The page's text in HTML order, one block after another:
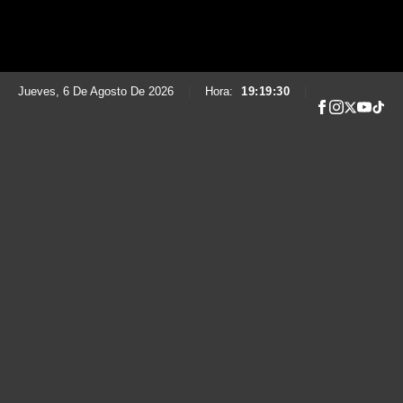
Jueves, 6 De Agosto De 2026 Hora: 19:19:31